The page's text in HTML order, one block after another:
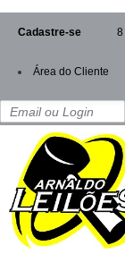
Cadastre-se 8
Área do Cliente